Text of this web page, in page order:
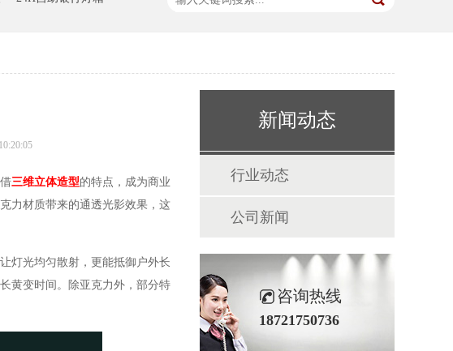
三维立体造型的特点，成为商业
力材质带来的通透光影效果，这
灯光均匀散射，更能抵御户外长
黄变时间。除亚克力外，部分特
新闻动态
行业动态
公司新闻
咨询热线
18721750736